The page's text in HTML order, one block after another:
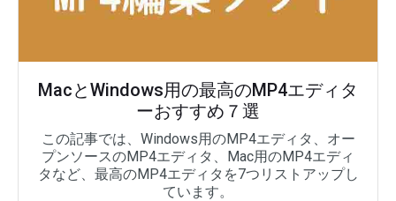
MacとWindows用の最高のMP4エディタ
ーおすすめ７選
この記事では、Windows用のMP4エディタ、オー
プンソースのMP4エディタ、Mac用のMP4エディ
タなど、最高のMP4エディタを7つリストアップし
ています。